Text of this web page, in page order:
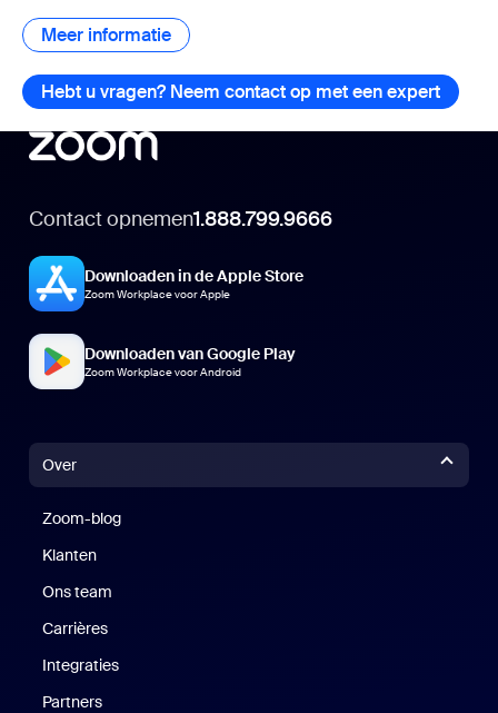
Meer informatie Meer informatie
Hebt u vragen? Neem contact op met een expert Hebt
Contact opnemen1.888.799.9666
Downloaden in de Apple Store
Zoom Workplace voor Apple
Downloaden van Google Play
Zoom Workplace voor Android
Over
Zoom-blog
Klanten
Ons team
Carrières
Integraties
Partners